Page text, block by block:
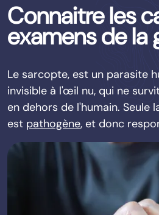
Connaitre les
examens de la
Le sarcopte, est un parasite
invisible à l'œil nu, qui ne
en dehors de l'humain. Seule
est pathogène, et donc